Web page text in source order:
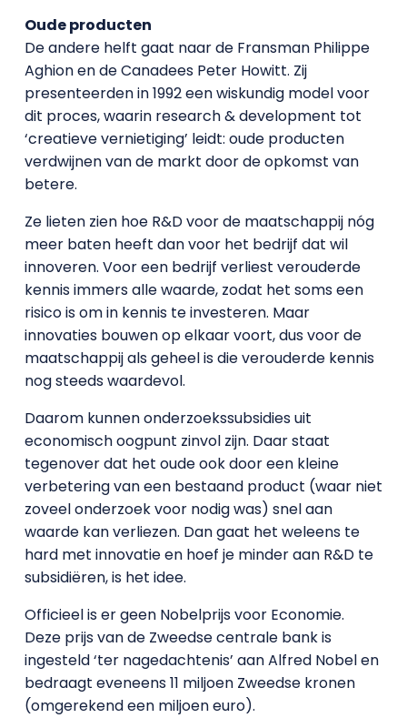
Oude producten
De andere helft gaat naar de Fransman Philippe
Aghion en de Canadees Peter Howitt. Zij
presenteerden in 1992 een wiskundig model voor
dit proces, waarin research & development tot
‘creatieve vernietiging’ leidt: oude producten
verdwijnen van de markt door de opkomst van
betere.
Ze lieten zien hoe R&D voor de maatschappij nóg
meer baten heeft dan voor het bedrijf dat wil
innoveren. Voor een bedrijf verliest verouderde
kennis immers alle waarde, zodat het soms een
risico is om in kennis te investeren. Maar
innovaties bouwen op elkaar voort, dus voor de
maatschappij als geheel is die verouderde kennis
nog steeds waardevol.
Daarom kunnen onderzoekssubsidies uit
economisch oogpunt zinvol zijn. Daar staat
tegenover dat het oude ook door een kleine
verbetering van een bestaand product (waar niet
zoveel onderzoek voor nodig was) snel aan
waarde kan verliezen. Dan gaat het weleens te
hard met innovatie en hoef je minder aan R&D te
subsidiëren, is het idee.
Officieel is er geen Nobelprijs voor Economie.
Deze prijs van de Zweedse centrale bank is
ingesteld ‘ter nagedachtenis’ aan Alfred Nobel en
bedraagt eveneens 11 miljoen Zweedse kronen
(omgerekend een miljoen euro).